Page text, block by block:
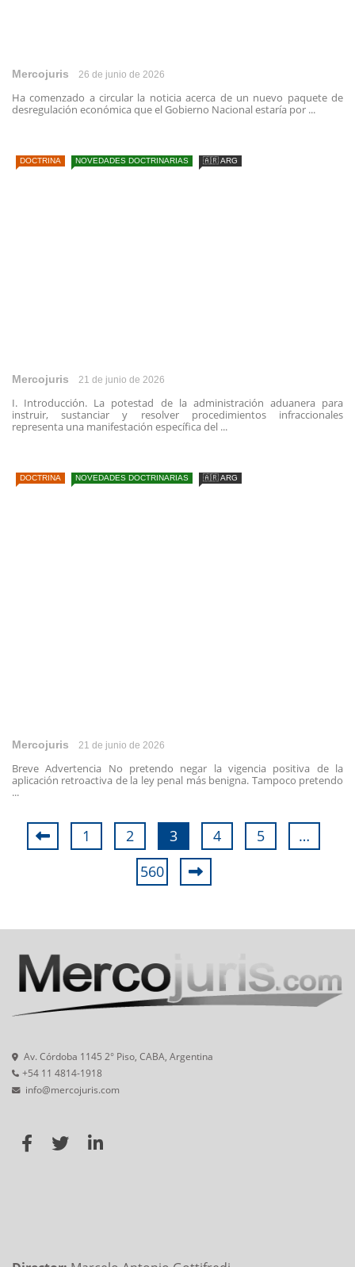
Mercojuris 26 de junio de 2026
Ha comenzado a circular la noticia acerca de un nuevo paquete de
desregulación económica que el Gobierno Nacional estaría por ...
DOCTRINA NOVEDADES DOCTRINARIAS 🇦🇷 ARG
Mercojuris 21 de junio de 2026
I. Introducción. La potestad de la administración aduanera para
instruir, sustanciar y resolver procedimientos infraccionales
representa una manifestación específica del ...
DOCTRINA NOVEDADES DOCTRINARIAS 🇦🇷 ARG
Mercojuris 21 de junio de 2026
Breve Advertencia No pretendo negar la vigencia positiva de la
aplicación retroactiva de la ley penal más benigna. Tampoco pretendo
...
1 2 3 4 5
…
560
Av. Córdoba 1145 2° Piso, CABA, Argentina
+54 11 4814-1918
info@mercojuris.com